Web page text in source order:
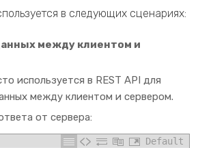
в следующих сценариях:
между клиентом и
используется в REST API для
между клиентом и сервером.
от сервера:
Default